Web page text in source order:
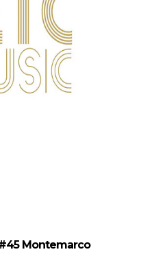
#45 Montemarco